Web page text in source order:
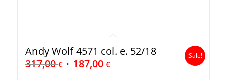
Andy Wolf 4571 col. e. 52/18
317,00€ 187,00 €
Sale!